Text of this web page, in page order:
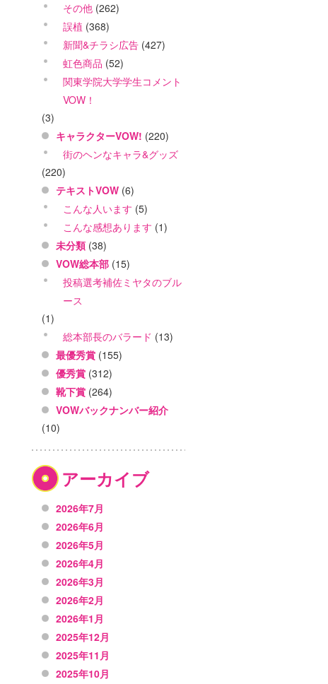
その他 (262)
誤植 (368)
新聞&チラシ広告 (427)
虹色商品 (52)
関東学院大学学生コメント
VOW！
(3)
キャラクターVOW! (220)
街のヘンなキャラ&グッズ
(220)
テキストVOW (6)
こんな人います (5)
こんな感想あります (1)
未分類 (38)
VOW総本部 (15)
投稿選考補佐ミヤタのブル
ース
(1)
総本部長のバラード (13)
最優秀賞 (155)
優秀賞 (312)
靴下賞 (264)
VOWバックナンバー紹介
(10)
アーカイブ
2026年7月
2026年6月
2026年5月
2026年4月
2026年3月
2026年2月
2026年1月
2025年12月
2025年11月
2025年10月